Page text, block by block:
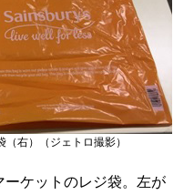
右）（ジェトロ撮影）
ケットのレジ袋。左が